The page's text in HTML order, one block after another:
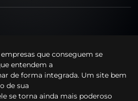
que conseguem se
entendem a
de forma integrada. Um site bem
de sua
se torna ainda mais poderoso